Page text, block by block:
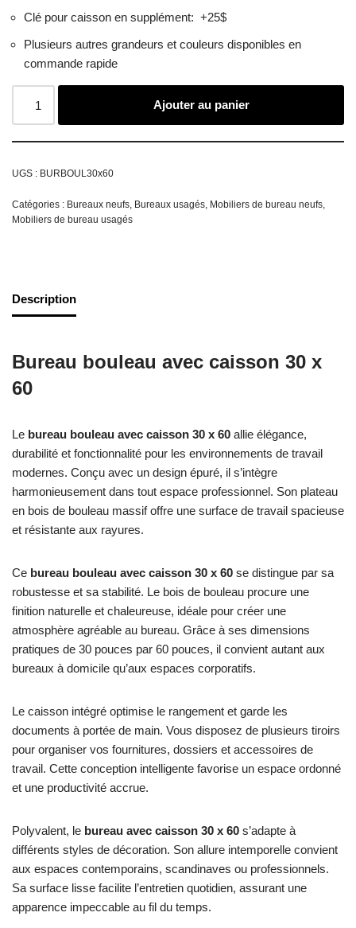
Clé pour caisson en supplément: +25$
Plusieurs autres grandeurs et couleurs disponibles en
commande rapide
Ajouter au panier
UGS : BURBOUL30x60
Catégories : Bureaux neufs, Bureaux usagés, Mobiliers de bureau neufs,
Mobiliers de bureau usagés
Description
Bureau bouleau avec caisson 30 x
60
Le bureau bouleau avec caisson 30 x 60 allie élégance,
durabilité et fonctionnalité pour les environnements de travail
modernes. Conçu avec un design épuré, il s’intègre
harmonieusement dans tout espace professionnel. Son plateau
en bois de bouleau massif offre une surface de travail spacieuse
et résistante aux rayures.
Ce bureau bouleau avec caisson 30 x 60 se distingue par sa
robustesse et sa stabilité. Le bois de bouleau procure une
finition naturelle et chaleureuse, idéale pour créer une
atmosphère agréable au bureau. Grâce à ses dimensions
pratiques de 30 pouces par 60 pouces, il convient autant aux
bureaux à domicile qu’aux espaces corporatifs.
Le caisson intégré optimise le rangement et garde les
documents à portée de main. Vous disposez de plusieurs tiroirs
pour organiser vos fournitures, dossiers et accessoires de
travail. Cette conception intelligente favorise un espace ordonné
et une productivité accrue.
Polyvalent, le bureau avec caisson 30 x 60 s’adapte à
différents styles de décoration. Son allure intemporelle convient
aux espaces contemporains, scandinaves ou professionnels.
Sa surface lisse facilite l’entretien quotidien, assurant une
apparence impeccable au fil du temps.